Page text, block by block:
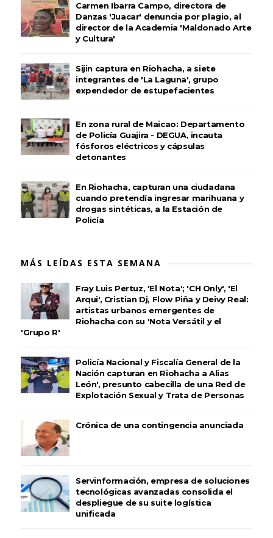
Carmen Ibarra Campo, directora de
Danzas 'Juacar' denuncia por plagio, al
director de la Academia 'Maldonado Arte
y Cultura'
Sijin captura en Riohacha, a siete
integrantes de 'La Laguna', grupo
expendedor de estupefacientes
En zona rural de Maicao: Departamento
de Policía Guajira - DEGUA, incauta
fósforos eléctricos y cápsulas
detonantes
En Riohacha, capturan una ciudadana
cuando pretendía ingresar marihuana y
drogas sintéticas, a la Estación de
Policía
MÁS LEÍDAS ESTA SEMANA
Fray Luis Pertuz, 'El Nota'; 'CH Only', 'El
Arqui', Cristian Dj, Flow Piña y Deivy Real:
artistas urbanos emergentes de
Riohacha con su 'Nota Versátil y el
'Grupo R'
Policía Nacional y Fiscalía General de la
Nación capturan en Riohacha a Alias
León', presunto cabecilla de una Red de
Explotación Sexual y Trata de Personas
Crónica de una contingencia anunciada
Servinformación, empresa de soluciones
tecnológicas avanzadas consolida el
despliegue de su suite logística
unificada